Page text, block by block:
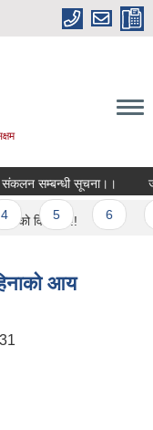
सम्बन्धी सूचना।।
5
विवरण !!!
आय